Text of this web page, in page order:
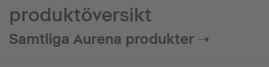
produktöversikt
Samtliga Aurena produkter ➝